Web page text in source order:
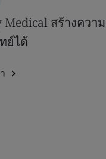
Medical สร้างคว
ย์ได้